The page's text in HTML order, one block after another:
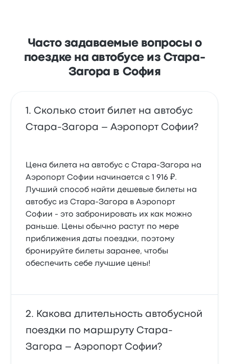
Часто задаваемые вопросы о
поездке на автобусе из Стара-
Загора в София
Сколько стоит билет на автобус
Стара-Загора – Аэропорт Софии?
Цена билета на автобус с Стара-Загора на
Аэропорт Софии начинается с 1 916 ₽.
Лучший способ найти дешевые билеты на
автобус из Стара-Загора в Аэропорт
Софии - это забронировать их как можно
раньше. Цены обычно растут по мере
приближения даты поездки, поэтому
бронируйте билеты заранее, чтобы
обеспечить себе лучшие цены!
Какова длительность автобусной
поездки по маршруту Стара-
Загора – Аэропорт Софии?